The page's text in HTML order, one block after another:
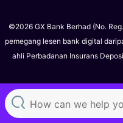
©2026 GX Bank Berhad (No.
pemegang lesen bank digital
ahli Perbadanan Insurans